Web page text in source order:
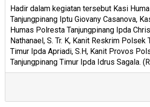
Hadir dalam kegiatan tersebut Kasi
Tanjungpinang Iptu Giovany Casanova,
Humas Polresta Tanjungpinang Ipda
Nathanael, S. Tr. K, Kanit Reskrim Polsek
Timur Ipda Apriadi, S.H, Kanit Provos
Tanjungpinang Timur Ipda Idrus Sagala.